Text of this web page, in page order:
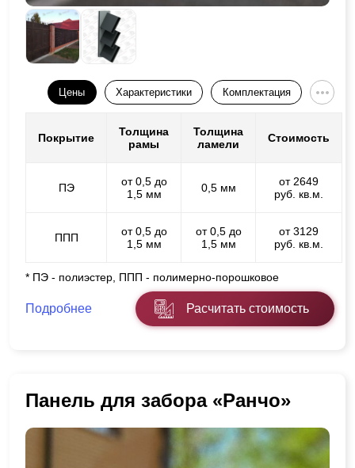
Цены Характеристики Комплектация
Покрытие
Толщина
рамы
Толщина
ламели
Стоимость
ПЭ
от 0,5 до
1,5 мм
0,5 мм
от 2649
руб. кв.м.
ППП
от 0,5 до
1,5 мм
от 0,5 до
1,5 мм
от 3129
руб. кв.м.
* ПЭ - полиэстер, ППП - полимерно-порошковое
Подробнее Расчитать стоимость
Панель для забора «Ранчо»